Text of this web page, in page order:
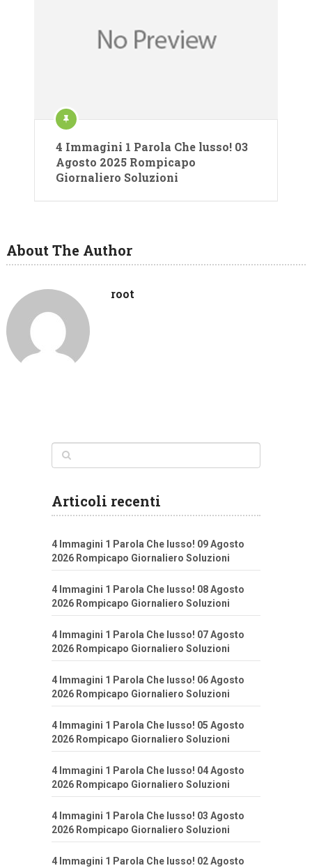
4 Immagini 1 Parola Che lusso! 03
Agosto 2025 Rompicapo
Giornaliero Soluzioni
About The Author
root
Articoli recenti
4 Immagini 1 Parola Che lusso! 09 Agosto
2026 Rompicapo Giornaliero Soluzioni
4 Immagini 1 Parola Che lusso! 08 Agosto
2026 Rompicapo Giornaliero Soluzioni
4 Immagini 1 Parola Che lusso! 07 Agosto
2026 Rompicapo Giornaliero Soluzioni
4 Immagini 1 Parola Che lusso! 06 Agosto
2026 Rompicapo Giornaliero Soluzioni
4 Immagini 1 Parola Che lusso! 05 Agosto
2026 Rompicapo Giornaliero Soluzioni
4 Immagini 1 Parola Che lusso! 04 Agosto
2026 Rompicapo Giornaliero Soluzioni
4 Immagini 1 Parola Che lusso! 03 Agosto
2026 Rompicapo Giornaliero Soluzioni
4 Immagini 1 Parola Che lusso! 02 Agosto